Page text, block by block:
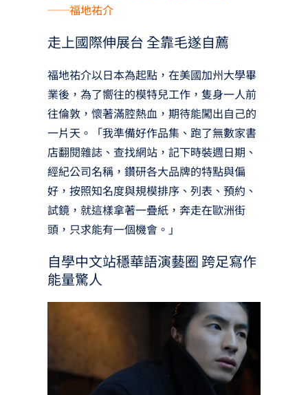
──福地祐介
走上國際伸展台 全靠毛遂自薦
福地祐介以日本為起點，在美國加州大學畢
業後，為了嚮往的模特兒工作，隻身一人前
往倫敦，懷著滿腔熱血，期待能闖出自己的
一片天。「我準備好作品集、跑了無數家書
店翻閱雜誌、查找網站，記下時裝週日期、
經紀公司名稱，鑽研各大品牌的特點與偏
好，按照知名度與規模排序、列表、預約、
試鏡，就這樣拿著一疊紙，奔走在歐洲街
頭，只求能有一個機會。」
自學中文站穩華語演藝圈 跨足寫作
能量驚人